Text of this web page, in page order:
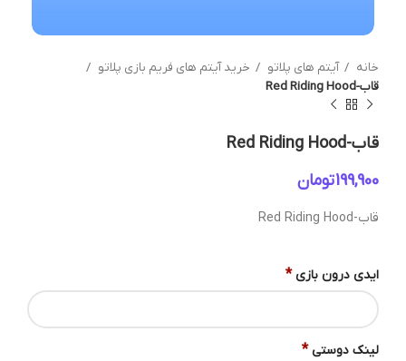
خانه آیتم های پلاتو
خرید آیتم های فریم بازی پلاتو
قاب-Red Riding Hood
قاب-Red Riding Hood
تومان
قاب-Red Riding Hood
ایدی درون بازی *
لینک دوستی *